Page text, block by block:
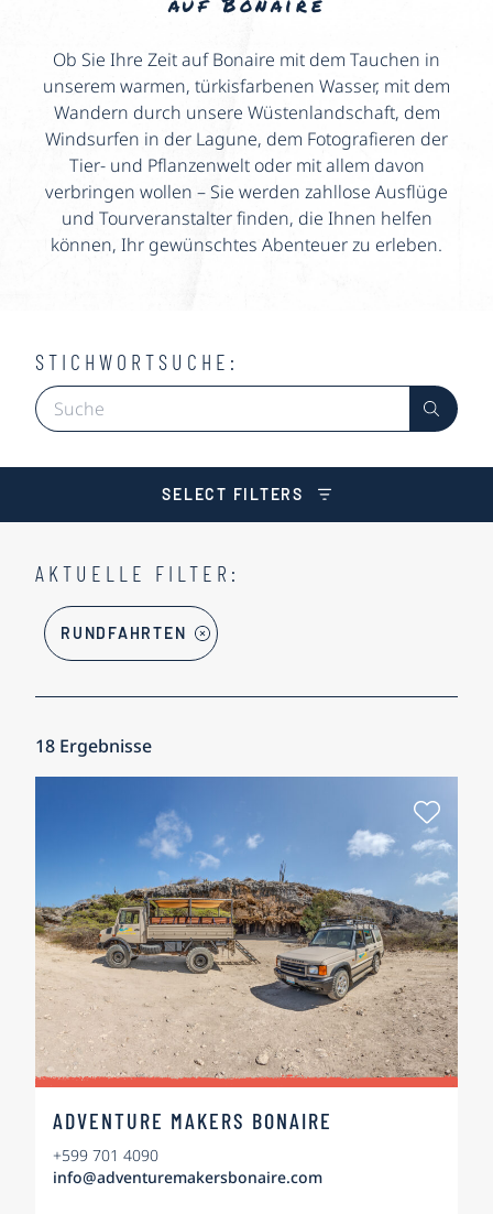
Ob Sie Ihre Zeit auf Bonaire mit dem Tauchen in
unserem warmen, türkisfarbenen Wasser, mit dem
Wandern durch unsere Wüstenlandschaft, dem
Windsurfen in der Lagune, dem Fotografieren der
Tier- und Pflanzenwelt oder mit allem davon
verbringen wollen – Sie werden zahllose Ausflüge
und Tourveranstalter finden, die Ihnen helfen
können, Ihr gewünschtes Abenteuer zu erleben.
STICHWORTSUCHE:
SELECT FILTERS
AKTUELLE FILTER:
RUNDFAHRTEN
18 Ergebnisse
Als
ADVENTURE MAKERS BONAIRE
+599 701 4090
info@adventuremakersbonaire.com